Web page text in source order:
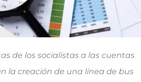
de los socialistas a las cuentas
la creación de una línea de bus